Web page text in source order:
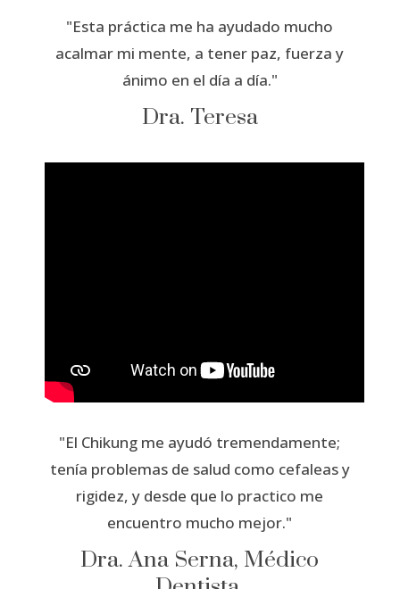
"Esta práctica me ha ayudado mucho
acalmar mi mente, a tener paz, fuerza y
ánimo en el día a día."
Dra. Teresa
"El Chikung me ayudó tremendamente;
tenía problemas de salud como cefaleas y
rigidez, y desde que lo practico me
encuentro mucho mejor."
Dra. Ana Serna, Médico